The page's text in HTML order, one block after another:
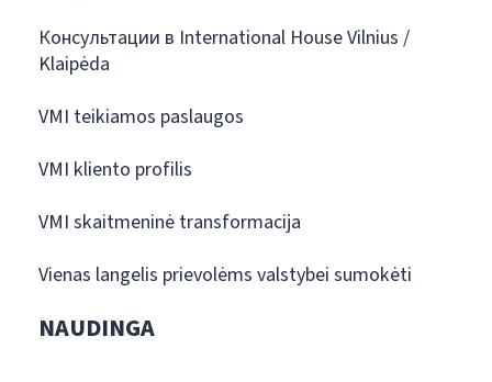
Консультации в International House Vilnius /
Klaipėda
VMI teikiamos paslaugos
VMI kliento profilis
VMI skaitmeninė transformacija
Vienas langelis prievolėms valstybei sumokėti
NAUDINGA